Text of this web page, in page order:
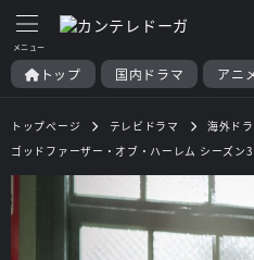
トップ 国内ドラマ アニ
トップページ テレビドラマ 海外ド
ゴッドファーザー・オブ・ハーレム シーズン3